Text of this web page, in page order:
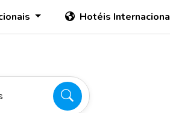
Hotéis